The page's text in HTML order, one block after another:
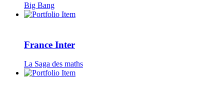
Big Bang
France Inter
La Saga des maths